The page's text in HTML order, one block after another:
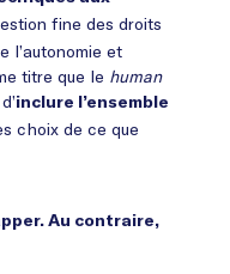
fine des droits
l’autonomie et
titre que le human
inclure l’ensemble
choix de ce que
Au contraire,